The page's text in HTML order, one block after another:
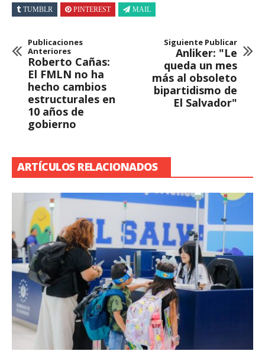
TUMBLR PINTEREST MAIL
Publicaciones
Anteriores
Roberto Cañas:
El FMLN no ha
hecho cambios
estructurales en
10 años de
gobierno
Siguiente Publicar
Anliker: "Le
queda un mes
más al obsoleto
bipartidismo de
El Salvador"
ARTÍCULOS RELACIONADOS